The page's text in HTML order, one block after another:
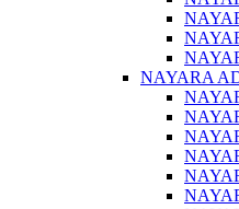
NAYARA